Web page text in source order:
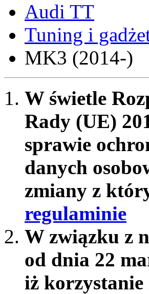
Audi TT
Tuning i
MK3 (2014-)
W świetle
Rady (UE)
sprawie
danych
zmiany z
regulaminie
W związku z
od dnia 22
iż korzystanie